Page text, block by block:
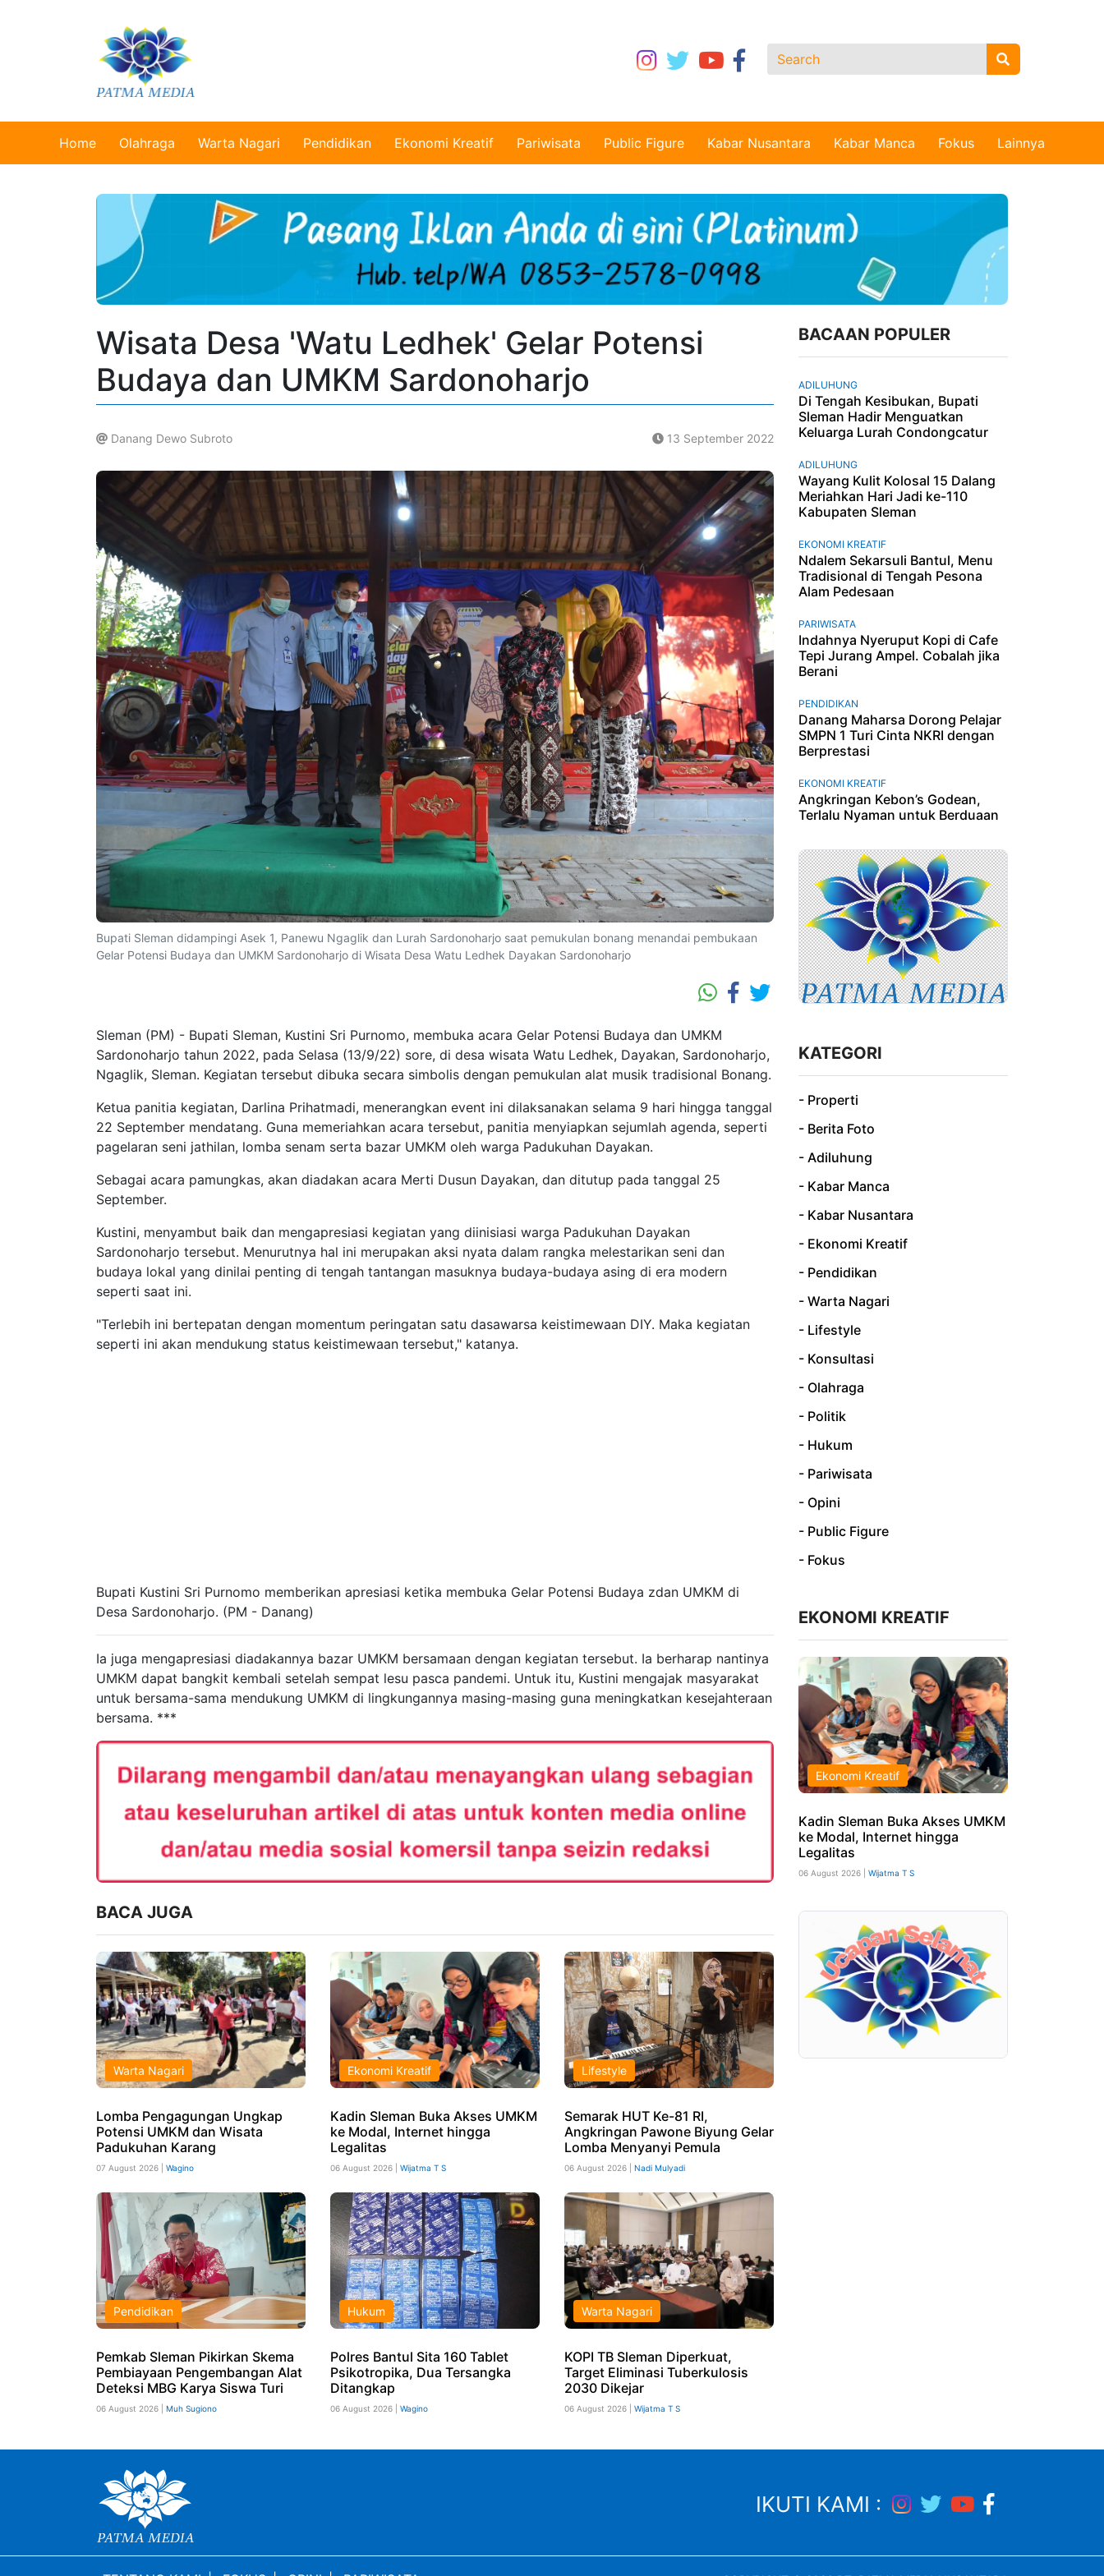
Home Olahraga Warta Nagari Pendidikan Ekonomi Kreatif Pariwisata Public Figure Kabar Nusantara Kabar Manca Fokus Lainnya
Wisata Desa 'Watu Ledhek' Gelar Potensi
Budaya dan UMKM Sardonoharjo
Danang Dewo Subroto 13 September 2022
Bupati Sleman didampingi Asek 1, Panewu Ngaglik dan Lurah Sardonoharjo saat pemukulan bonang menandai pembukaan
Gelar Potensi Budaya dan UMKM Sardonoharjo di Wisata Desa Watu Ledhek Dayakan Sardonoharjo
Sleman (PM) - Bupati Sleman, Kustini Sri Purnomo, membuka acara Gelar Potensi Budaya dan UMKM
Sardonoharjo tahun 2022, pada Selasa (13/9/22) sore, di desa wisata Watu Ledhek, Dayakan, Sardonoharjo,
Ngaglik, Sleman. Kegiatan tersebut dibuka secara simbolis dengan pemukulan alat musik tradisional Bonang.
Ketua panitia kegiatan, Darlina Prihatmadi, menerangkan event ini dilaksanakan selama 9 hari hingga tanggal
22 September mendatang. Guna memeriahkan acara tersebut, panitia menyiapkan sejumlah agenda, seperti
pagelaran seni jathilan, lomba senam serta bazar UMKM oleh warga Padukuhan Dayakan.
Sebagai acara pamungkas, akan diadakan acara Merti Dusun Dayakan, dan ditutup pada tanggal 25
September.
Kustini, menyambut baik dan mengapresiasi kegiatan yang diinisiasi warga Padukuhan Dayakan
Sardonoharjo tersebut. Menurutnya hal ini merupakan aksi nyata dalam rangka melestarikan seni dan
budaya lokal yang dinilai penting di tengah tantangan masuknya budaya-budaya asing di era modern
seperti saat ini.
"Terlebih ini bertepatan dengan momentum peringatan satu dasawarsa keistimewaan DIY. Maka kegiatan
seperti ini akan mendukung status keistimewaan tersebut," katanya.
Bupati Kustini Sri Purnomo memberikan apresiasi ketika membuka Gelar Potensi Budaya zdan UMKM di
Desa Sardonoharjo. (PM - Danang)
Ia juga mengapresiasi diadakannya bazar UMKM bersamaan dengan kegiatan tersebut. Ia berharap nantinya
UMKM dapat bangkit kembali setelah sempat lesu pasca pandemi. Untuk itu, Kustini mengajak masyarakat
untuk bersama-sama mendukung UMKM di lingkungannya masing-masing guna meningkatkan kesejahteraan
bersama. ***
BACA JUGA
Warta Nagari
Lomba Pengagungan Ungkap
Potensi UMKM dan Wisata
Padukuhan Karang
07 August 2026 | Wagino
Ekonomi Kreatif
Kadin Sleman Buka Akses UMKM
ke Modal, Internet hingga
Legalitas
06 August 2026 | Wijatma T S
Lifestyle
Semarak HUT Ke-81 RI,
Angkringan Pawone Biyung Gelar
Lomba Menyanyi Pemula
06 August 2026 | Nadi Mulyadi
Pendidikan
Pemkab Sleman Pikirkan Skema
Pembiayaan Pengembangan Alat
Deteksi MBG Karya Siswa Turi
06 August 2026 | Muh Sugiono
Hukum
Polres Bantul Sita 160 Tablet
Psikotropika, Dua Tersangka
Ditangkap
06 August 2026 | Wagino
Warta Nagari
KOPI TB Sleman Diperkuat,
Target Eliminasi Tuberkulosis
2030 Dikejar
06 August 2026 | Wijatma T S
BACAAN POPULER
ADILUHUNG
Di Tengah Kesibukan, Bupati
Sleman Hadir Menguatkan
Keluarga Lurah Condongcatur
ADILUHUNG
Wayang Kulit Kolosal 15 Dalang
Meriahkan Hari Jadi ke-110
Kabupaten Sleman
EKONOMI KREATIF
Ndalem Sekarsuli Bantul, Menu
Tradisional di Tengah Pesona
Alam Pedesaan
PARIWISATA
Indahnya Nyeruput Kopi di Cafe
Tepi Jurang Ampel. Cobalah jika
Berani
PENDIDIKAN
Danang Maharsa Dorong Pelajar
SMPN 1 Turi Cinta NKRI dengan
Berprestasi
EKONOMI KREATIF
Angkringan Kebon’s Godean,
Terlalu Nyaman untuk Berduaan
KATEGORI
- Properti
- Berita Foto
- Adiluhung
- Kabar Manca
- Kabar Nusantara
- Ekonomi Kreatif
- Pendidikan
- Warta Nagari
- Lifestyle
- Konsultasi
- Olahraga
- Politik
- Hukum
- Pariwisata
- Opini
- Public Figure
- Fokus
EKONOMI KREATIF
Ekonomi Kreatif
Kadin Sleman Buka Akses UMKM
ke Modal, Internet hingga
Legalitas
06 August 2026 | Wijatma T S
IKUTI KAMI :